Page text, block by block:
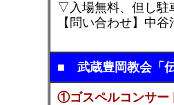
▽入場無料、但し駐
【問い合わせ】中
■ 武蔵豊岡教会「
①ゴスペルコンサー